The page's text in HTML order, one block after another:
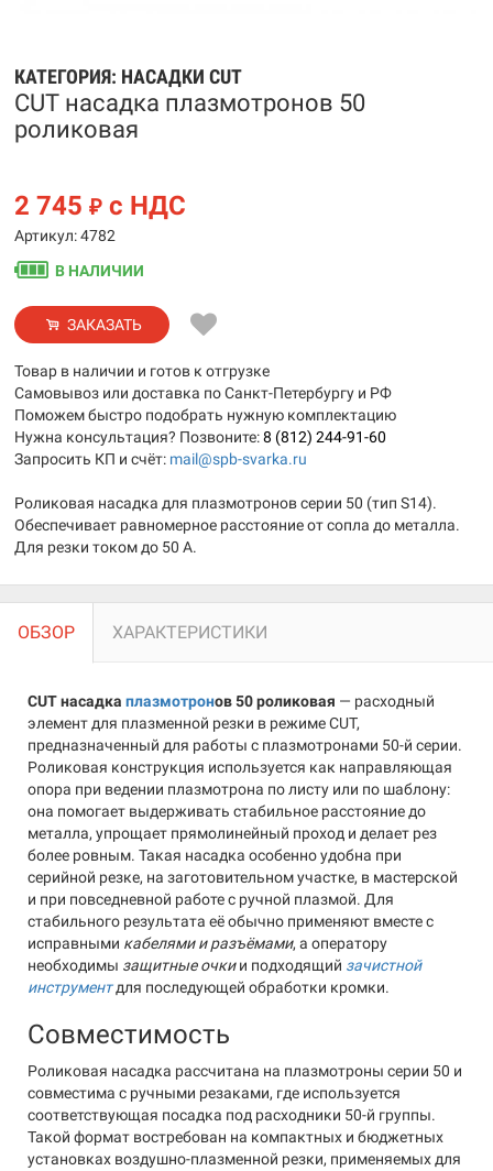
КАТЕГОРИЯ: НАСАДКИ CUT
CUT насадка плазмотронов 50
роликовая
2 745 ₽ с НДС
Артикул: 4782
В НАЛИЧИИ
ЗАКАЗАТЬ
Товар в наличии и готов к отгрузке
Самовывоз или доставка по Санкт-Петербургу и РФ
Поможем быстро подобрать нужную комплектацию
Нужна консультация? Позвоните:8 (812) 244-91-60
Запросить КП и счёт: mail@spb-svarka.ru
Роликовая насадка для плазмотронов серии 50 (тип S14).
Обеспечивает равномерное расстояние от сопла до металла.
Для резки током до 50 А.
ОБЗОР ХАРАКТЕРИСТИКИ
CUT насадка плазмотронов 50 роликовая — расходный
элемент для плазменной резки в режиме CUT,
предназначенный для работы с плазмотронами 50-й серии.
Роликовая конструкция используется как направляющая
опора при ведении плазмотрона по листу или по шаблону:
она помогает выдерживать стабильное расстояние до
металла, упрощает прямолинейный проход и делает рез
более ровным. Такая насадка особенно удобна при
серийной резке, на заготовительном участке, в мастерской
и при повседневной работе с ручной плазмой. Для
стабильного результата её обычно применяют вместе с
исправными кабелями и разъёмами, а оператору
необходимы защитные очкии подходящий зачистной
инструментдля последующей обработки кромки.
Совместимость
Роликовая насадка рассчитана на плазмотроны серии 50 и
совместима с ручными резаками, где используется
соответствующая посадка под расходники 50-й группы.
Такой формат востребован на компактных и бюджетных
установках воздушно-плазменной резки, применяемых для